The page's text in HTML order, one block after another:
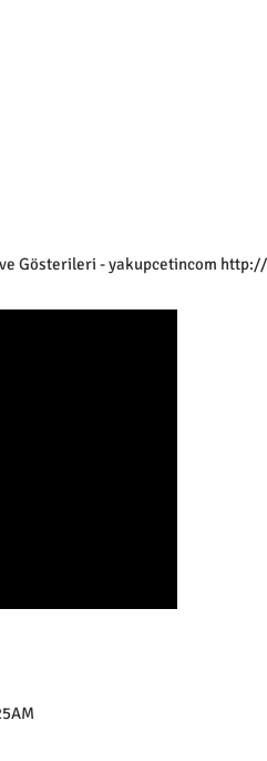
ve Gösterileri - yakupcetincom